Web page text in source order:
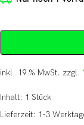
inkl. 19 % MwSt. zzgl.
Inhalt: 1 Stück
Lieferzeit: 1-3